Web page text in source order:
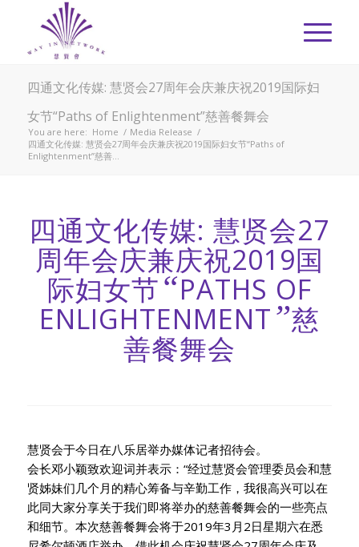
四通文化传媒: 慧贤会27周年会庆兼庆祝2019国际妇
女节“Paths of Enlightenment”慈善餐舞会
You are here: Home / Media Release /
四通文化传媒: 慧贤会27周年会庆兼庆祝2019国际妇女节“Paths of
Enlightenment”慈善...
四通文化传媒: 慧贤会27
周年会庆兼庆祝2019国
际妇女节“PATHS OF
ENLIGHTENMENT”慈
善餐舞会
慧贤会于今日在八乐居举办媒体记者招待会。
会长邓小颖致欢迎词并表示：“经过慧贤会管理委员会和慧
贤姊妹们几个月的精心筹备与辛勤工作，我很高兴可以在
此同大家分享关于我们即将举办的慈善餐舞会的一些亮点
和细节。本次慈善餐舞会将于2019年3月2日星期六在悉